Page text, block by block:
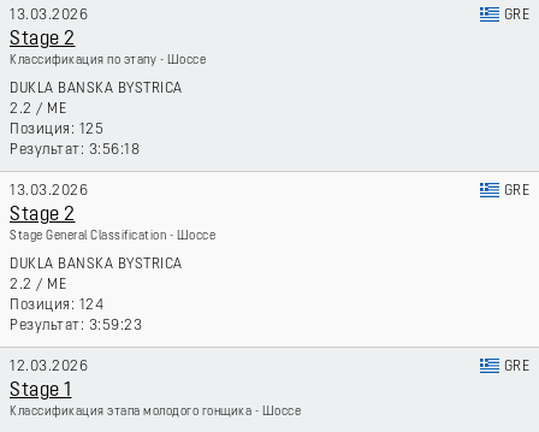
13.03.2026 GRE
Stage 2
Классификация по этапу - Шоссе
DUKLA BANSKA BYSTRICA
2.2 / ME
125
3:56:18
13.03.2026 GRE
Stage 2
Stage General Classification - Шоссе
DUKLA BANSKA BYSTRICA
2.2 / ME
124
3:59:23
12.03.2026 GRE
Stage 1
Классификация этапа молодого гонщика - Шоссе